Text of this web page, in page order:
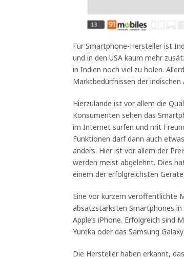
Für Smartphone-Hersteller ist
und in den USA kaum mehr
in Indien noch viel zu holen.
Marktbedürfnissen der
Hierzulande ist vor allem die
Konsumenten sehen das
im Internet surfen und mit
Funktionen darf dann auch
anders. Hier ist vor allem der
werden meist abgelehnt. Dies
einem der erfolgreichsten
Eine vor kurzem veröffentlichte
absatzstärksten Smartphones in
Apple’s iPhone. Erfolgreich sind
Yureka oder das Samsung
Die Hersteller haben erkannt,